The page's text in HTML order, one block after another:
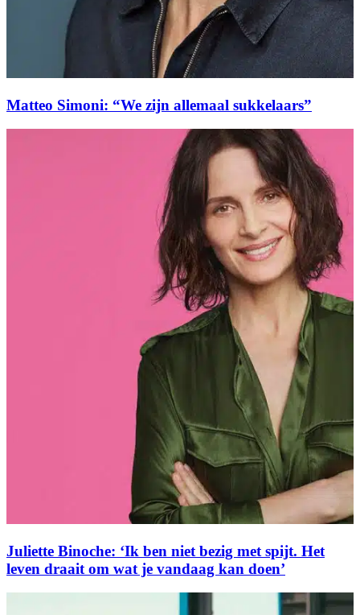
Matteo Simoni: “We zijn allemaal sukkelaars”
Juliette Binoche: ‘Ik ben niet bezig met spijt. Het
leven draait om wat je vandaag kan doen’